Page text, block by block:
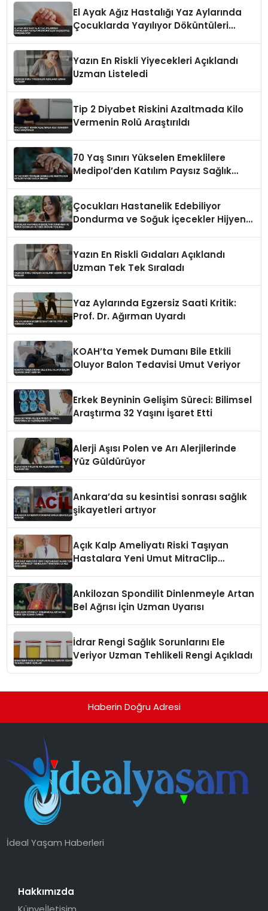
El Ayak Ağız Hastalığı Yaz Aylarında
Çocuklarda Yayılıyor Döküntüleri
Yazın En Riskli Yiyecekleri Açıklandı
Uzman Listeledi
Tip 2 Diyabet Riskini Azaltmada Kilo
Vermenin Rolü Araştırıldı
70 Yaş Sınırı Yükselen Emeklilere
Medipol’den Katılım Paysız Sağlık
Çocukları Hastanelik Edebiliyor
Dondurma ve Soğuk İçecekler Hijyenik
Yazın En Riskli Gıdaları Açıklandı
Uzman Tek Tek Sıraladı
Yaz Aylarında Egzersiz Saati Kritik:
Prof. Dr. Ağırman Uyardı
KOAH’ta Yemek Dumanı Bile Etkili
Oluyor Balon Tedavisi Umut Veriyor
Erkek Beyninin Gelişim Süreci: Bilimsel
Araştırma 32 Yaşını İşaret Etti
Alerji Aşısı Polen ve Arı Alerjilerinde
Yüz Güldürüyor
Ankara’da su kesintisi sonrası sağlık
şikayetleri artıyor
Açık Kalp Ameliyatı Riski Taşıyan
Hastalara Yeni Umut MitraClip
Ankilozan Spondilit Dinlenmeyle Artan
Bel Ağrısı İçin Uzman Uyarısı
İdrar Rengi Sağlık Sorunlarını Ele
Veriyor Uzman Tehlikeli Rengi Açıkladı
Haberin Doğru Adresi
İdeal Yaşam Haberleri
Hakkımızda